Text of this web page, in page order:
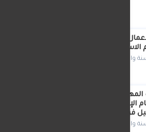
الحاج الهادي بديع يواصل
بميت جراح
واحدة
المهندسه سلوي السعيد سعد
الإدارة العامه لتطوير وحماية
فرع دمياط المنصورة
واحدة